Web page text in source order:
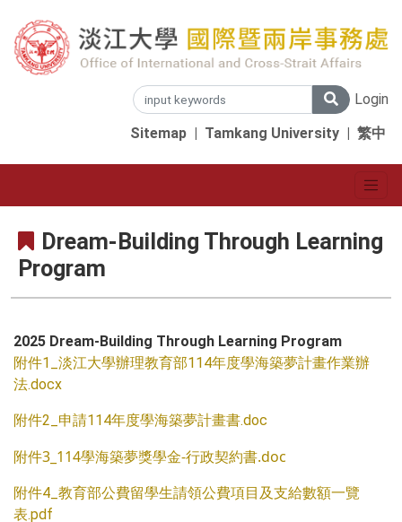
Login
Sitemap | Tamkang University | 繁中
Dream-Building Through Learning
Program
2025 Dream-Building Through Learning Program
附件1_淡江大學辦理教育部114年度學海築夢計畫作業辦
法.docx
附件2_申請114年度學海築夢計畫書.doc
附件3_114學海築夢獎學金-行政契約書.doc
附件4_教育部公費留學生請領公費項目及支給數額一覽
表.pdf